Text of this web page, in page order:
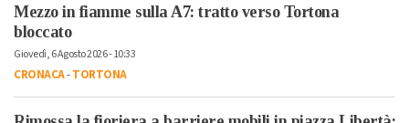
Mezzo in fiamme sulla A7: tratto verso Tortona
bloccato
Giovedì, 6 Agosto 2026 - 10:33
CRONACA-TORTONA